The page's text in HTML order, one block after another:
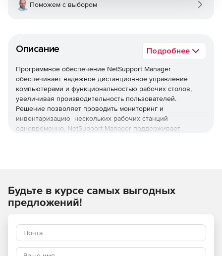
Описание Подробнее
Программное обеспечение NetSupport Manager
обеспечивает надежное дистанционное управление
компьютерами и функциональностью рабочих столов,
увеличивая производительность пользователей.
Решение позволяет проводить мониторинг и
инвентаризацию нескольких рабочих станций
одновременно. NetSupport Manager поддерживает
ресурсами без необходимости изменения конфигурации
среды. Решение обеспечивает поддержку, мониторинг и
управление клиентскими рабочими станциями, удаленное
мыши компьютера независимо от цветового разрешения,
протокола сети или операционной системы.
Поможем с выбором
Будьте в курсе самых выгодных
предложений!